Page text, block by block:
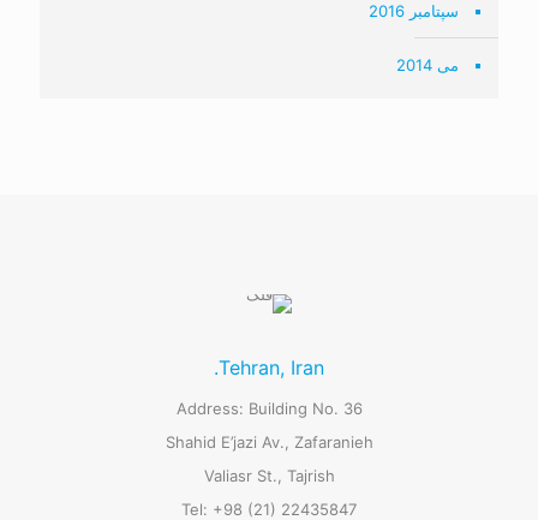
سپتامبر 2016
می 2014
Tehran, Iran.
Address: Building No. 36
Shahid E’jazi Av., Zafaranieh
Valiasr St., Tajrish
Tel: +98 (21) 22435847